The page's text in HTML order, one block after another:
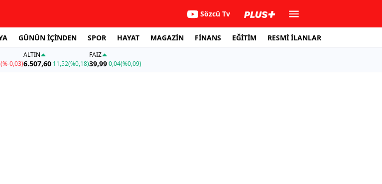
Sözcü Tv
GÜNÜN İÇİNDEN SPOR HAYAT MAGAZİN FİNANS EĞİTİM RESMİ İLANLAR
(%-0,03)
ALTIN
6.507,60 11,52(%0,18)
FAİZ
39,990,04(%0,09)